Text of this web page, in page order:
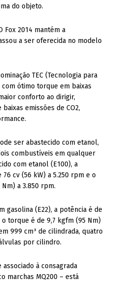
do objeto.
Fox 2014 mantém a
a ser oferecida no modelo
TEC (Tecnologia para
ótimo torque em baixas
conforto ao dirigir,
emissões de CO2,
ser abastecido com etanol,
combustíveis em qualquer
com etanol (E100), a
cv (56 kW) a 5.250 rpm e o
a 3.850 rpm.
gasolina (E22), a potência é de
o torque é de 9,7 kgfm (95 Nm)
999 cm³ de cilindrada, quatro
por cilindro.
à consagrada
marchas MQ200 – está